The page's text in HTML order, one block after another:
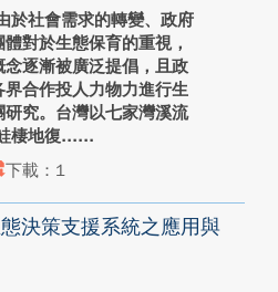
於社會需求的轉變、政府
對於生態保育的重視，
念逐漸被廣泛提倡，且政
界合作投人力物力進行生
研究。台灣以七家灣溪流
棲地復...
下載：1
決策支援系統之應用與